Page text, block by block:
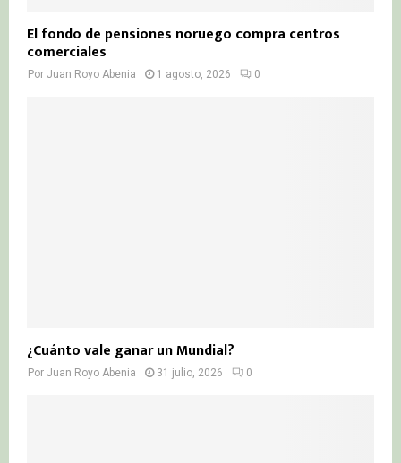
El fondo de pensiones noruego compra centros
comerciales
Por Juan Royo Abenia 1 agosto, 2026 0
¿Cuánto vale ganar un Mundial?
Por Juan Royo Abenia 31 julio, 2026 0